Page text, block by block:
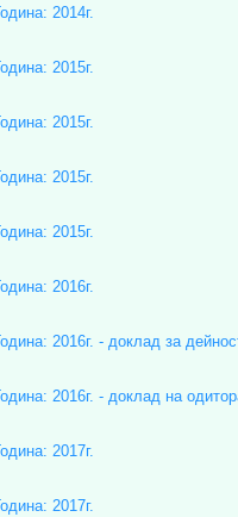
2014г.
2015г.
2015г.
2015г.
2015г.
2016г.
2016г. - доклад за
2016г. - доклад на
2017г.
2017г.